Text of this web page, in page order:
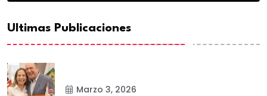
Ultimas Publicaciones
Marzo 3, 2026